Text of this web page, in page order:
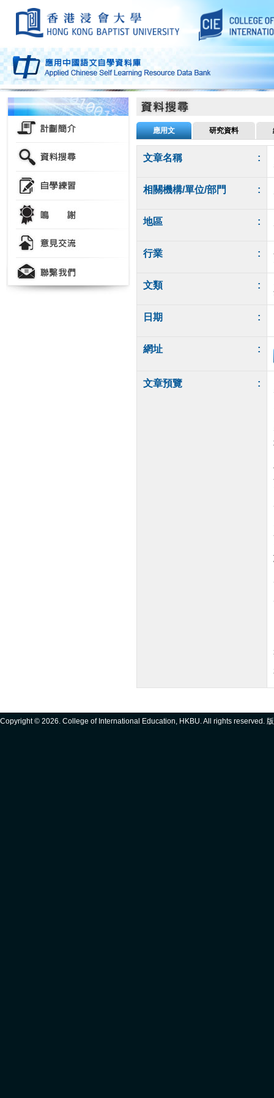
應用文 研究資料
文章名稱 :
相關機構/單位/部門 :
地區 :
行業 :
文類 :
日期 :
網址 :
文章預覽 :
Copyright © 2026. College of International Education, HKBU. All rights reserved.